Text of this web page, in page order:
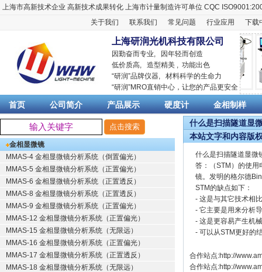
上海市高新技术企业 高新技术成果转化 上海市计量制造许可单位 CQC
关于我们
联系我们 常见问题 行业应用 下载
上海研润光机科技有限公司
因勤奋而专业, 因年轻而创造
低价质高, 造型精美 , 功能出色
“研润”品牌仪器, 材料科学的生命力
“研润”MRO直销中心，让您的产品更安全
首页 公司简介 产品展示 硬度计 金相制样
金相显微镜
MMAS-4 金相显微镜分析系统（倒置偏光）
MMAS-5 金相显微镜分析系统（正置偏光）
MMAS-6 金相显微镜分析系统（正置透反）
MMAS-8 金相显微镜分析系统（正置透反）
MMAS-9 金相显微镜分析系统（正置偏光）
MMAS-12 金相显微镜分析系统（正置偏光）
MMAS-15 金相显微镜分析系统（无限远）
MMAS-16 金相显微镜分析系统（正置偏光）
MMAS-17 金相显微镜分析系统（正置透反）
MMAS-18 金相显微镜分析系统（无限远）
什么是扫描隧道显
本站文字和内容版
什么是扫描隧道显微
答：（STM）的使用
镜。发明的格尔德
STM的缺点如下：
- 这是与其它技术相
- 它主要是用来分析
- 这是更容易产生机
- 可以从STM更好的
合作站点:http://
合作站点:http://